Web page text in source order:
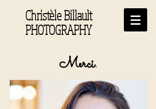
Christèle Billault
PHOTOGRAPHY
Merci.